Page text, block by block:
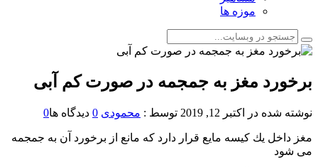
موزه ها
برخورد مغز به جمجمه در صورت کم آبی
نوشته شده در اکتبر 12, 2019 توسط : محمودی 0 دیدگاه ها0
مغز داخل يك کیسه مایع قرار دارد که مانع از برخورد آن به جمجمه
می شود